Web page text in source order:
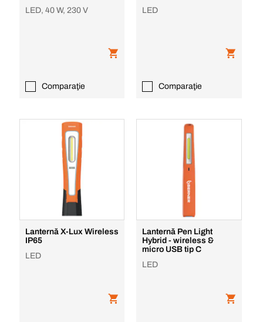
LED, 40 W, 230 V
Comparaţie
LED
Comparaţie
Lanternă X-Lux Wireless
IP65
LED
Lanternă Pen Light
Hybrid - wireless &
micro USB tip C
LED